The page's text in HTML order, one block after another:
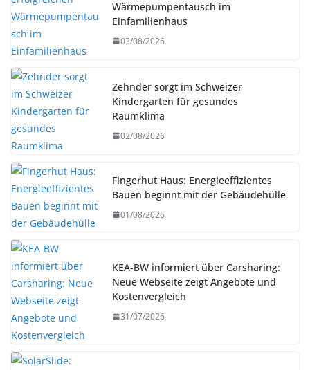
Wärmepumpentausch im
Einfamilienhaus
03/08/2026
Zehnder sorgt im Schweizer
Kindergarten für gesundes
Raumklima
02/08/2026
Fingerhut Haus: Energieeffizientes
Bauen beginnt mit der Gebäudehülle
01/08/2026
KEA-BW informiert über Carsharing:
Neue Webseite zeigt Angebote und
Kostenvergleich
31/07/2026